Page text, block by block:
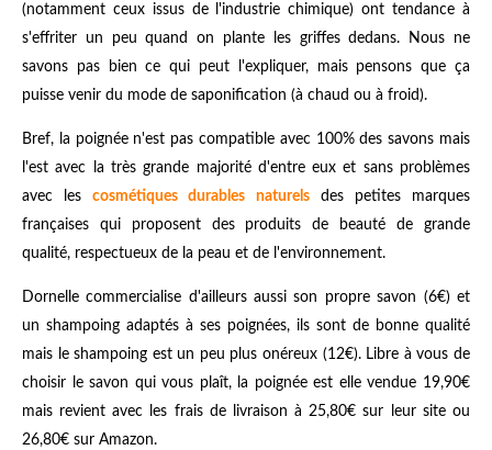
(notamment ceux issus de l'industrie chimique) ont tendance à
s'effriter un peu quand on plante les griffes dedans. Nous ne
savons pas bien ce qui peut l'expliquer, mais pensons que ça
puisse venir du mode de saponification (à chaud ou à froid).
Bref, la poignée n'est pas compatible avec 100% des savons mais
l'est avec la très grande majorité d'entre eux et sans problèmes
avec lescosmétiques durables naturelsdes petites marques
françaises qui proposent des produits de beauté de grande
qualité, respectueux de la peau et de l'environnement.
Dornelle commercialise d'ailleurs aussi son propre savon (6€) et
un shampoing adaptés à ses poignées, ils sont de bonne qualité
mais le shampoing est un peu plus onéreux (12€). Libre à vous de
choisir le savon qui vous plaît, la poignée est elle vendue 19,90€
mais revient avec les frais de livraison à 25,80€ sur leur site ou
26,80€ sur Amazon.